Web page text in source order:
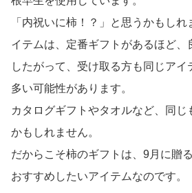
「内祝いに柿！？」と思うかもし
イテムは、定番ギフトがあるほど、
したがって、受け取る方も同じア
多い可能性があります。
カタログギフトやタオルなど、同じ
かもしれません。
だからこそ柿のギフトは、9月に贈
おすすめしたいアイテムなのです。